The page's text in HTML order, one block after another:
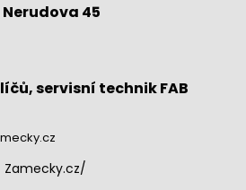
45
servisní technik FAB
Zamecky.cz/